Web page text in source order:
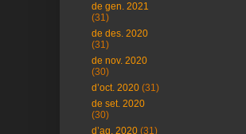
de gen. 2021
(31)
de des. 2020
(31)
de nov. 2020
(30)
d’oct. 2020 (31)
de set. 2020
(30)
d’ag. 2020 (31)